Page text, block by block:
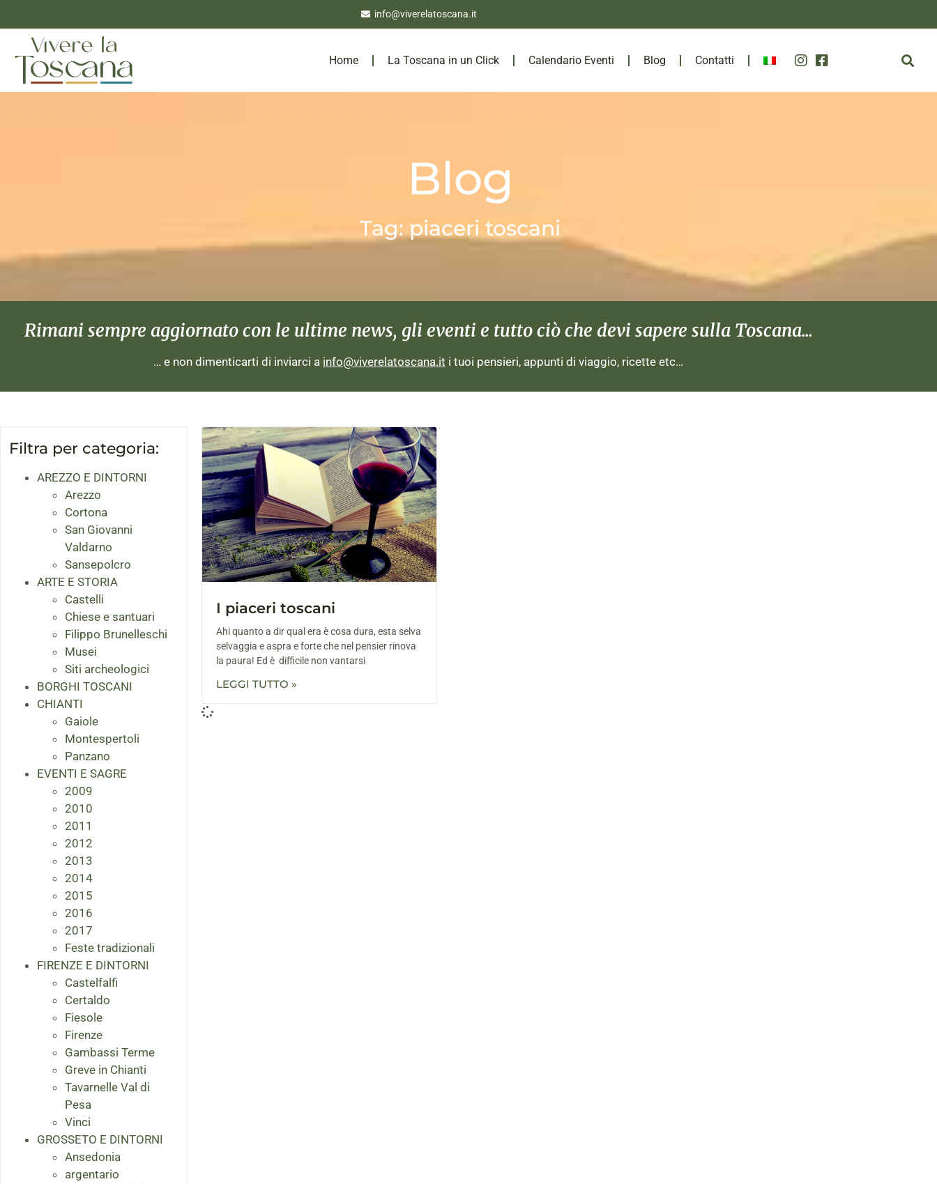
info@viverelatoscana.it
Home La Toscana in un Click Calendario Eventi Blog Contatti
Blog
Tag: piaceri toscani
Rimani sempre aggiornato con le ultime news, gli eventi e tutto ciò che devi sapere sulla Toscana...
… e non dimenticarti di inviarci a info@viverelatoscana.it i tuoi pensieri, appunti di viaggio, ricette etc…
Filtra per categoria:
AREZZO E DINTORNI
Arezzo
Cortona
San Giovanni
Valdarno
Sansepolcro
ARTE E STORIA
Castelli
Chiese e santuari
Filippo Brunelleschi
Musei
Siti archeologici
BORGHI TOSCANI
CHIANTI
Gaiole
Montespertoli
Panzano
EVENTI E SAGRE
2009
2010
2011
2012
2013
2014
2015
2016
2017
Feste tradizionali
FIRENZE E DINTORNI
Castelfalfi
Certaldo
Fiesole
Firenze
Gambassi Terme
Greve in Chianti
Tavarnelle Val di
Pesa
Vinci
GROSSETO E DINTORNI
Ansedonia
argentario
I piaceri toscani
Ahi quanto a dir qual era è cosa dura, esta selva
selvaggia e aspra e forte che nel pensier rinova
la paura! Ed è difficile non vantarsi
LEGGI TUTTO »